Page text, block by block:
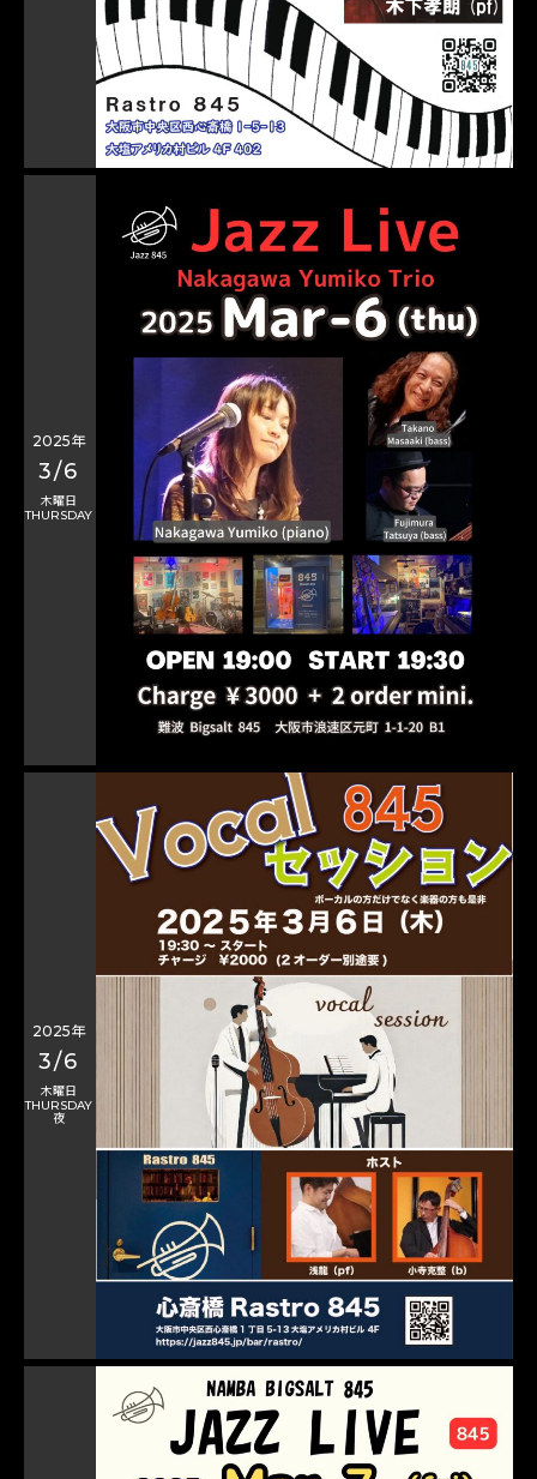
2025年
3/6
木曜日
THURSDAY
2025年
3/6
木曜日
THURSDAY
夜